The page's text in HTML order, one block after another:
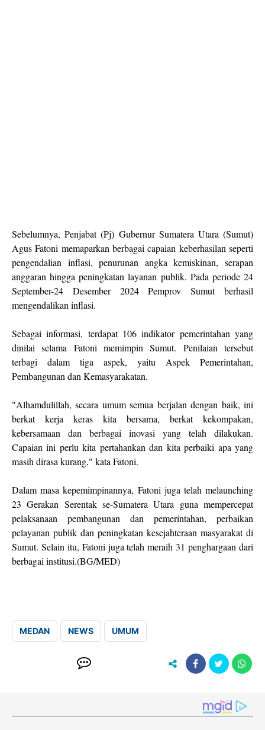
Sebelumnya, Penjabat (Pj) Gubernur Sumatera Utara (Sumut)
Agus Fatoni memaparkan berbagai capaian keberhasilan seperti
pengendalian inflasi, penurunan angka kemiskinan, serapan
anggaran hingga peningkatan layanan publik. Pada periode 24
September-24 Desember 2024 Pemprov Sumut berhasil
mengendalikan inflasi.
Sebagai informasi, terdapat 106 indikator pemerintahan yang
dinilai selama Fatoni memimpin Sumut. Penilaian tersebut
terbagi dalam tiga aspek, yaitu Aspek Pemerintahan,
Pembangunan dan Kemasyarakatan.
"Alhamdulillah, secara umum semua berjalan dengan baik, ini
berkat kerja keras kita bersama, berkat kekompakan,
kebersamaan dan berbagai inovasi yang telah dilakukan.
Capaian ini perlu kita pertahankan dan kita perbaiki apa yang
masih dirasa kurang," kata Fatoni.
Dalam masa kepemimpinannya, Fatoni juga telah melaunching
23 Gerakan Serentak se-Sumatera Utara guna mempercepat
pelaksanaan pembangunan dan pemerintahan, perbaikan
pelayanan publik dan peningkatan kesejahteraan masyarakat di
Sumut. Selain itu, Fatoni juga telah meraih 31 penghargaan dari
berbagai institusi.(BG/MED)
MEDAN NEWS UMUM